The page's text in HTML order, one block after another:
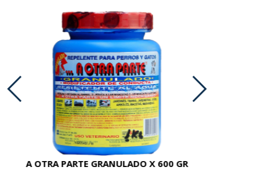
A OTRA PARTE GRANULADO X 600 GR